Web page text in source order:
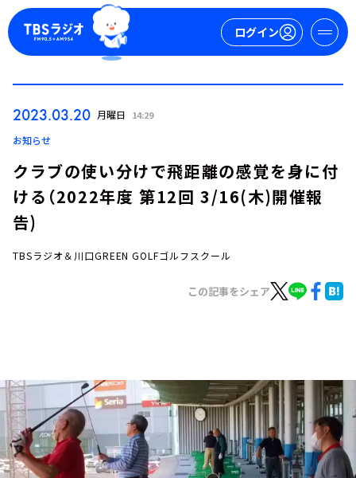
ログイン
イベント・グッズ
YouTube
会社情報
2023.03.20 月曜日 14:29
お知らせ
クラブの使い分けで飛距離の感覚を身に付
ける（2022年度 第12回 3/16(木)開催報
告)
TBSラジオ＆川口GREEN GOLFゴルフスクール
この記事をシェア